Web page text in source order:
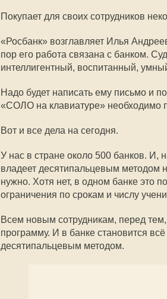
Покупает для своих сотрудников
«Росбанк» возглавляет Илья
пор его работа связана с банком.
интеллигентный, воспитанный,
Надо будет написать ему письмо и
«СОЛО на клавиатуре» необходимо
Вот и все дела на сегодня.
У нас в стране около 500 банков. И,
владеет десятипальцевым методом
нужно. Хотя нет, в одном банке это
ограничения по срокам и числу
Всем новым сотрудникам, перед
программу. И в банке становится
десятипальцевым методом.